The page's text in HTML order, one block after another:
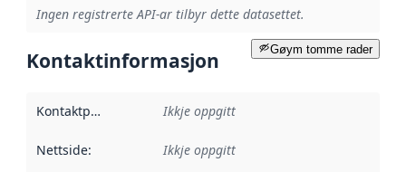
Ingen registrerte API-ar tilbyr dette datasettet.
Gøym tomme rader
Kontaktinformasjon
Kontaktpunkt Ikkje oppgitt
Nettside: Ikkje oppgitt